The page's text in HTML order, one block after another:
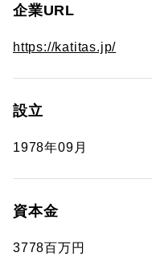
企業URL
https://katitas.jp/
設立
1978年09月
資本金
3778百万円